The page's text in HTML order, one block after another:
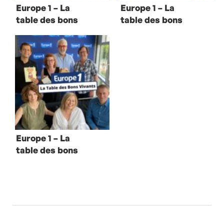
Europe 1 – La
table des bons
Isabelle Carré
Europe 1 – La
table des bons
Europe 1 – La
table des bons